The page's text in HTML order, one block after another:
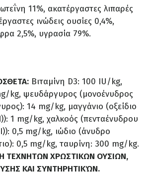
11%, ακατέργαστες λιπαρές
ινώδεις ουσίες 0,4%,
2,5%, υγρασία 79%.
Βιταμίνη D3: 100 IU/kg,
kg, ψευδάργυρος (μονοένυδρος
14 mg/kg, μαγγάνιο (οξείδιο
1 mg/kg, χαλκοός (πενταένυδρου
0,5 mg/kg, ιώδιο (άνυδρο
0,5 mg/kg, ταυρίνη: 300 mg/kg.
ΤΕΧΝΗΤΩΝ ΧΡΩΣΤΙΚΩΝ ΟΥΣΙΩΝ,
ΚΑΙ ΣΥΝΤΗΡΗΤΙΚΏΝ.